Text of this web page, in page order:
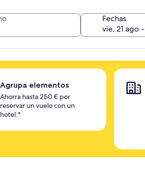
Fechas
Agrupa elementos
Ahorra hasta 250 € por
reservar un vuelo con un
hotel.*